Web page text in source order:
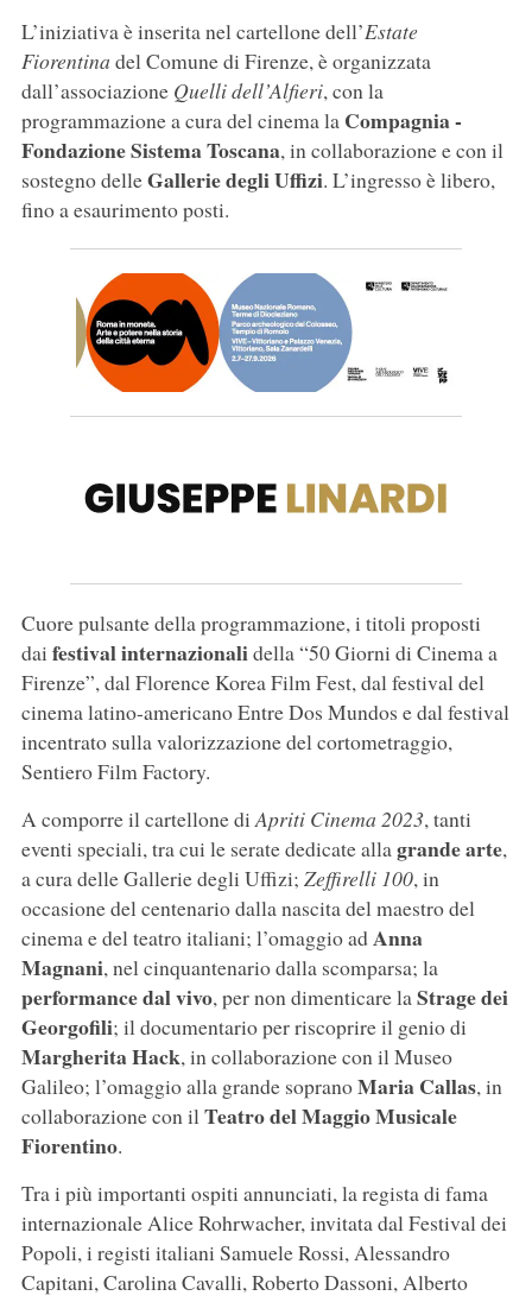
L’iniziativa è inserita nel cartellone dell’Estate
Fiorentina del Comune di Firenze, è organizzata
dall’associazioneQuelli dell’Alfieri, con la
programmazione a cura del cinema la Compagnia -
Fondazione Sistema Toscana, in collaborazione e con il
sostegno delleGallerie degli Uffizi. L’ingresso è libero,
fino a esaurimento posti.
Cuore pulsante della programmazione, i titoli proposti
dai festival internazionalidella “50 Giorni di Cinema a
Firenze”, dal Florence Korea Film Fest, dal festival del
cinema latino-americano Entre Dos Mundos e dal festival
incentrato sulla valorizzazione del cortometraggio,
Sentiero Film Factory.
A comporre il cartellone diApriti Cinema 2023, tanti
eventi speciali, tra cui le serate dedicate allagrande arte,
a cura delle Gallerie degli Uffizi; Zeffirelli 100, in
occasione del centenario dalla nascita del maestro del
cinema e del teatro italiani; l’omaggio adAnna
Magnani, nel cinquantenario dalla scomparsa; la
performance dal vivo, per non dimenticare laStrage dei
Georgofili; il documentario per riscoprire il genio di
Margherita Hack, in collaborazione con il Museo
Galileo; l’omaggio alla grande sopranoMariaCallas, in
collaborazione con ilTeatro del Maggio Musicale
Fiorentino.
Tra i più importanti ospiti annunciati, la regista di fama
internazionale Alice Rohrwacher, invitata dal Festival dei
Popoli, i registi italiani Samuele Rossi, Alessandro
Capitani, Carolina Cavalli, Roberto Dassoni, Alberto